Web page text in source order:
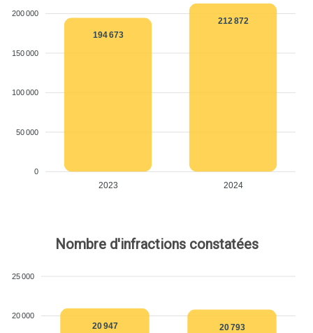
200 000
150 000
100 000
50 000
0
194 673
212 872
2023 2024
Nombre d'infractions constatées
25 000
20 000
20 947 20 793